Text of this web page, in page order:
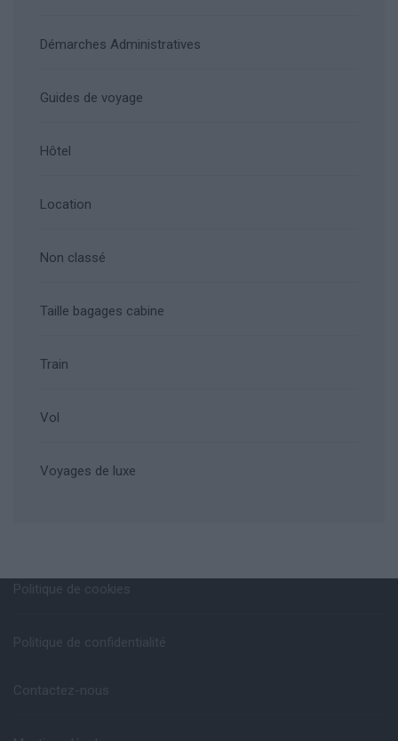
Démarches Administratives
Guides de voyage
Hôtel
Location
Non classé
Taille bagages cabine
Train
Vol
Voyages de luxe